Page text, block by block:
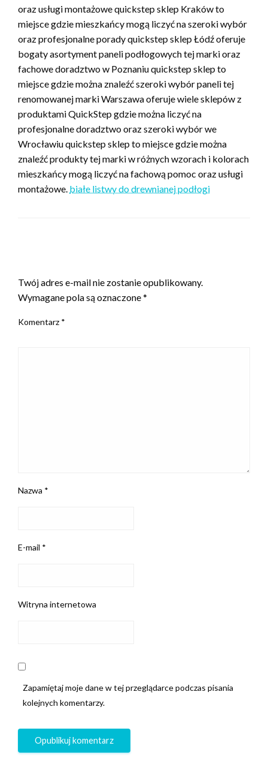
oraz usługi montażowe quickstep sklep Kraków to
miejsce gdzie mieszkańcy mogą liczyć na szeroki wybór
oraz profesjonalne porady quickstep sklep Łódź oferuje
bogaty asortyment paneli podłogowych tej marki oraz
fachowe doradztwo w Poznaniu quickstep sklep to
miejsce gdzie można znaleźć szeroki wybór paneli tej
renomowanej marki Warszawa oferuje wiele sklepów z
produktami QuickStep gdzie można liczyć na
profesjonalne doradztwo oraz szeroki wybór we
Wrocławiu quickstep sklep to miejsce gdzie można
znaleźć produkty tej marki w różnych wzorach i kolorach
mieszkańcy mogą liczyć na fachową pomoc oraz usługi
montażowe. białe listwy do drewnianej podłogi
Twój adres e-mail nie zostanie opublikowany.
Wymagane pola są oznaczone*
Komentarz *
Nazwa *
E-mail *
Witryna internetowa
Zapamiętaj moje dane w tej przeglądarce podczas pisania
kolejnych komentarzy.